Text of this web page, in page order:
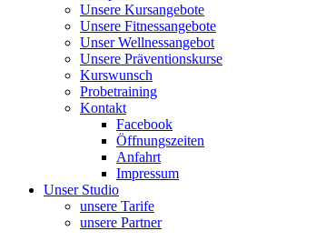
Unsere Kursangebote
Unsere Fitnessangebote
Unser Wellnessangebot
Unsere Präventionskurse
Kurswunsch
Probetraining
Kontakt
Facebook
Öffnungszeiten
Anfahrt
Impressum
Unser Studio
unsere Tarife
unsere Partner